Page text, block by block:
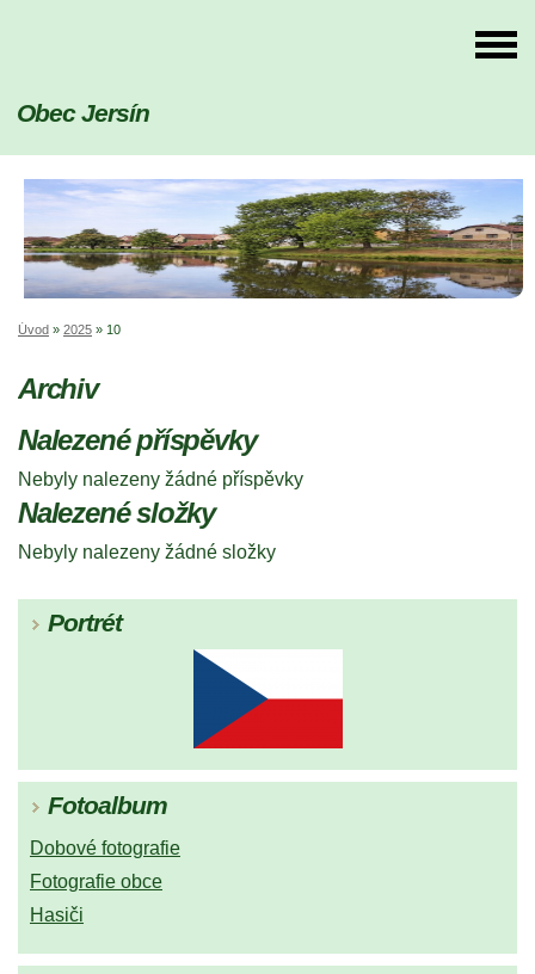
Obec Jersín
Úvod » 2025 » 10
Archiv
Nalezené příspěvky
Nebyly nalezeny žádné příspěvky
Nalezené složky
Nebyly nalezeny žádné složky
Portrét
Fotoalbum
Dobové fotografie
Fotografie obce
Hasiči